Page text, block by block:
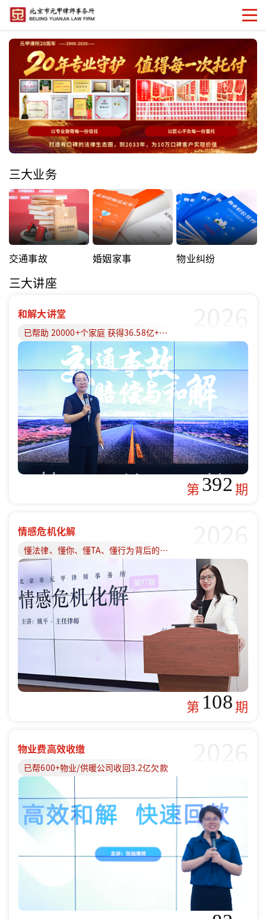
三大业务
交通事故 婚姻家事 物业纠纷
三大讲座
和解大讲堂
已帮助 20000+个家庭 获得36.58亿+赔偿款
第392期
情感危机化解
懂法律、懂你、懂TA、懂行为背后的原因
第 108期
物业费高效收缴
已帮600+物业/供暖公司收回3.2亿欠款